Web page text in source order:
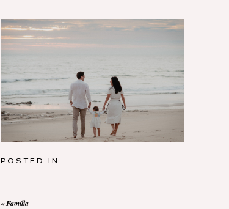
POSTED IN
« Família